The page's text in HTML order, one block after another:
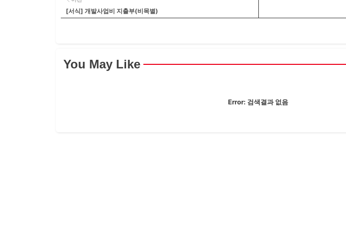
[서식] 개발사업비 지출부(비목별)
You May Like
Error: 검색결과 없음